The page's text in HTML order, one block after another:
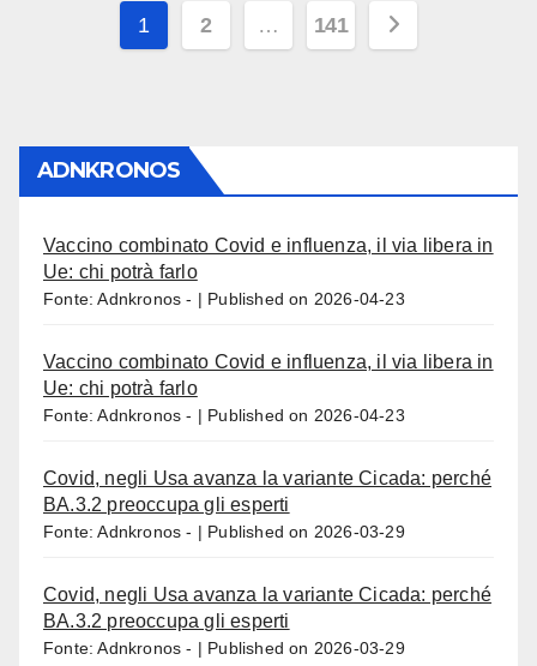
Navigazione
1 2 … 141
ADNKRONOS
Vaccino combinato Covid e influenza, il via libera in
Ue: chi potrà farlo
Fonte: Adnkronos - Published on 2026-04-23
Vaccino combinato Covid e influenza, il via libera in
Ue: chi potrà farlo
Fonte: Adnkronos - Published on 2026-04-23
Covid, negli Usa avanza la variante Cicada: perché
BA.3.2 preoccupa gli esperti
Fonte: Adnkronos - Published on 2026-03-29
Covid, negli Usa avanza la variante Cicada: perché
BA.3.2 preoccupa gli esperti
Fonte: Adnkronos - Published on 2026-03-29